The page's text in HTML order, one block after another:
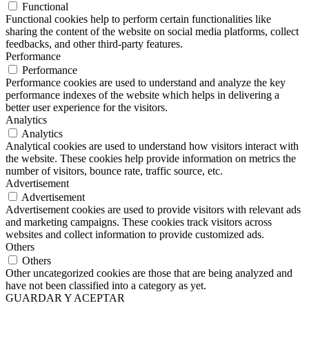
Functional
Functional cookies help to perform certain functionalities like
sharing the content of the website on social media platforms, collect
feedbacks, and other third-party features.
Performance
Performance
Performance cookies are used to understand and analyze the key
performance indexes of the website which helps in delivering a
better user experience for the visitors.
Analytics
Analytics
Analytical cookies are used to understand how visitors interact with
the website. These cookies help provide information on metrics the
number of visitors, bounce rate, traffic source, etc.
Advertisement
Advertisement
Advertisement cookies are used to provide visitors with relevant ads
and marketing campaigns. These cookies track visitors across
websites and collect information to provide customized ads.
Others
Others
Other uncategorized cookies are those that are being analyzed and
have not been classified into a category as yet.
GUARDAR Y ACEPTAR